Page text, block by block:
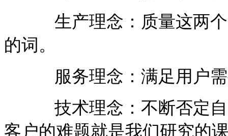
生产理念：质量这两个
的词。
服务理念：满足用户需
技术理念：不断否定自
客户的难题就是我们研究的